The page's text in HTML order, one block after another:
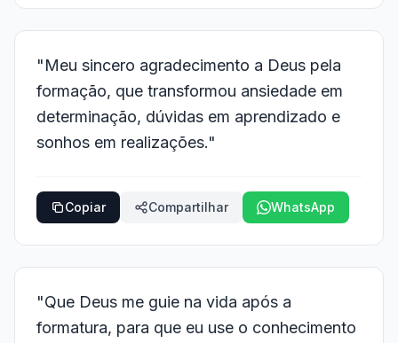
"Meu sincero agradecimento a Deus pela
formação, que transformou ansiedade em
determinação, dúvidas em aprendizado e
sonhos em realizações."
Copiar Compartilhar WhatsApp
"Que Deus me guie na vida após a
formatura, para que eu use o conhecimento